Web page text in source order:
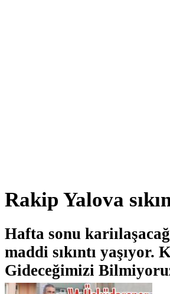
Rakip Yalova
Hafta sonu
maddi sıkıntı yaşıyor.
Gideceğimizi